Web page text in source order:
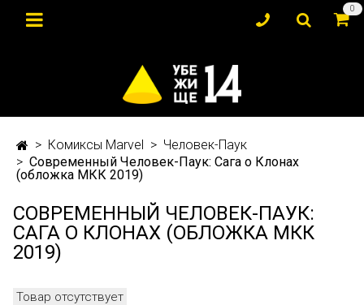
0
Комиксы Marvel
Человек-Паук
Современный Человек-Паук: Сага о Клонах
(обложка МКК 2019)
СОВРЕМЕННЫЙ ЧЕЛОВЕК-ПАУК:
САГА О КЛОНАХ (ОБЛОЖКА МКК
2019)
Товар отсутствует